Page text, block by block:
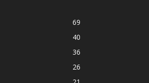
69
40
36
26